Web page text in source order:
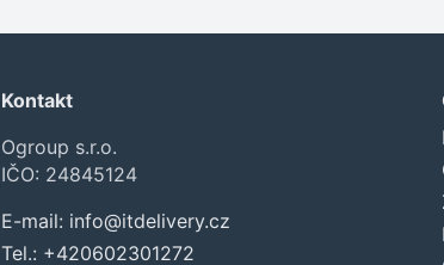
Kontakt
Ogroup s.r.o.
IČO: 24845124
E-mail: info@itdelivery.cz
Tel.: +420602301272